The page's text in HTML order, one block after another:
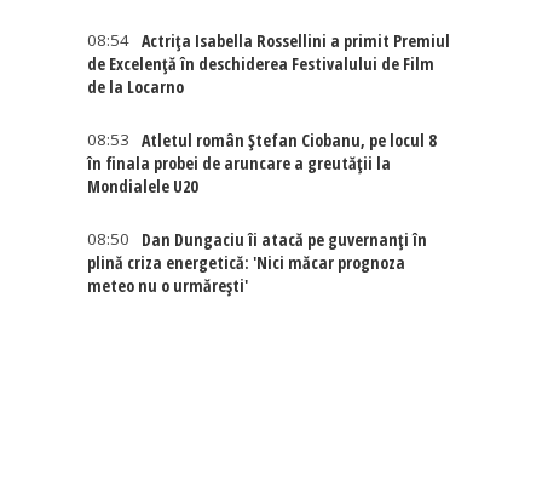
08:54 Actriţa Isabella Rossellini a primit Premiul
de Excelenţă în deschiderea Festivalului de Film
de la Locarno
08:53
Atletul român Ștefan Ciobanu, pe locul 8
în finala probei de aruncare a greutății la
Mondialele U20
08:50
Dan Dungaciu îi atacă pe guvernanți în
plină criza energetică: 'Nici măcar prognoza
meteo nu o urmărești'